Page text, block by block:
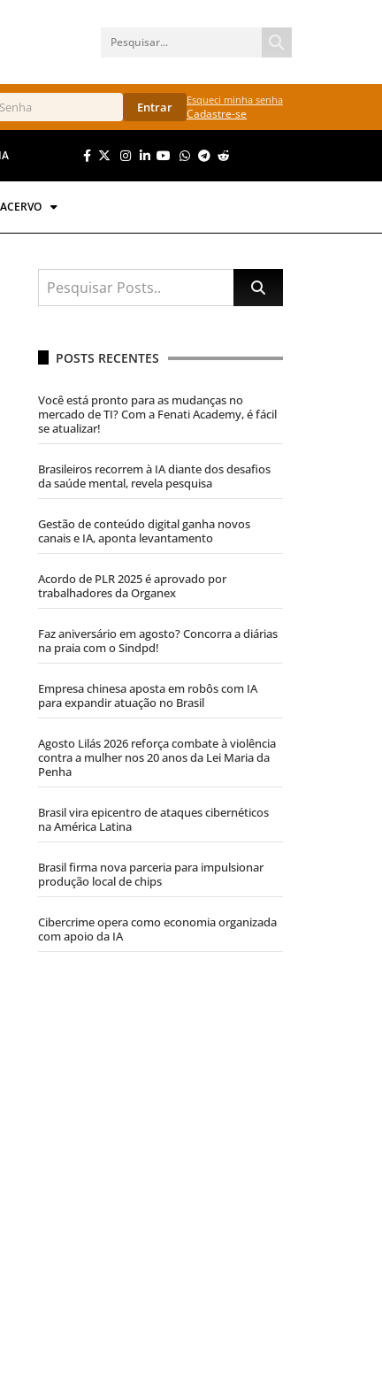
Entrar Esqueci minha senha
Cadastre-se
ACERVO
POSTS RECENTES
Você está pronto para as mudanças no
mercado de TI? Com a Fenati Academy, é fácil
se atualizar!
Brasileiros recorrem à IA diante dos desafios
da saúde mental, revela pesquisa
Gestão de conteúdo digital ganha novos
canais e IA, aponta levantamento
Acordo de PLR 2025 é aprovado por
trabalhadores da Organex
Faz aniversário em agosto? Concorra a diárias
na praia com o Sindpd!
Empresa chinesa aposta em robôs com IA
para expandir atuação no Brasil
Agosto Lilás 2026 reforça combate à violência
contra a mulher nos 20 anos da Lei Maria da
Penha
Brasil vira epicentro de ataques cibernéticos
na América Latina
Brasil firma nova parceria para impulsionar
produção local de chips
Cibercrime opera como economia organizada
com apoio da IA